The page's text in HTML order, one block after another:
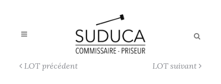
LOT précédent LOT suivant